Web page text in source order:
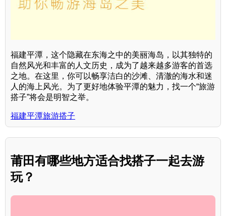
福建平潭，这个隐藏在东海之中的美丽海岛，以其独特的
自然风光和丰富的人文历史，成为了越来越多游客的首选
之地。在这里，你可以畅享洁白的沙滩、清澈的海水和迷
人的海上风光。为了更好地体验平潭的魅力，找一个“旅游
搭子”将会是明智之举。
福建平潭旅游搭子
莆田有哪些地方适合找搭子一起去游
玩？